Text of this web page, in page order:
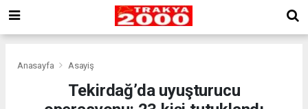
Anasayfa Asayiş
Tekirdağ’da uyuşturucu